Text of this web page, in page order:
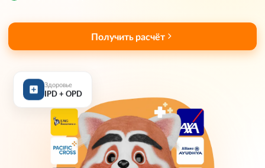
Получить расчёт
Здоровье
IPD + OPD